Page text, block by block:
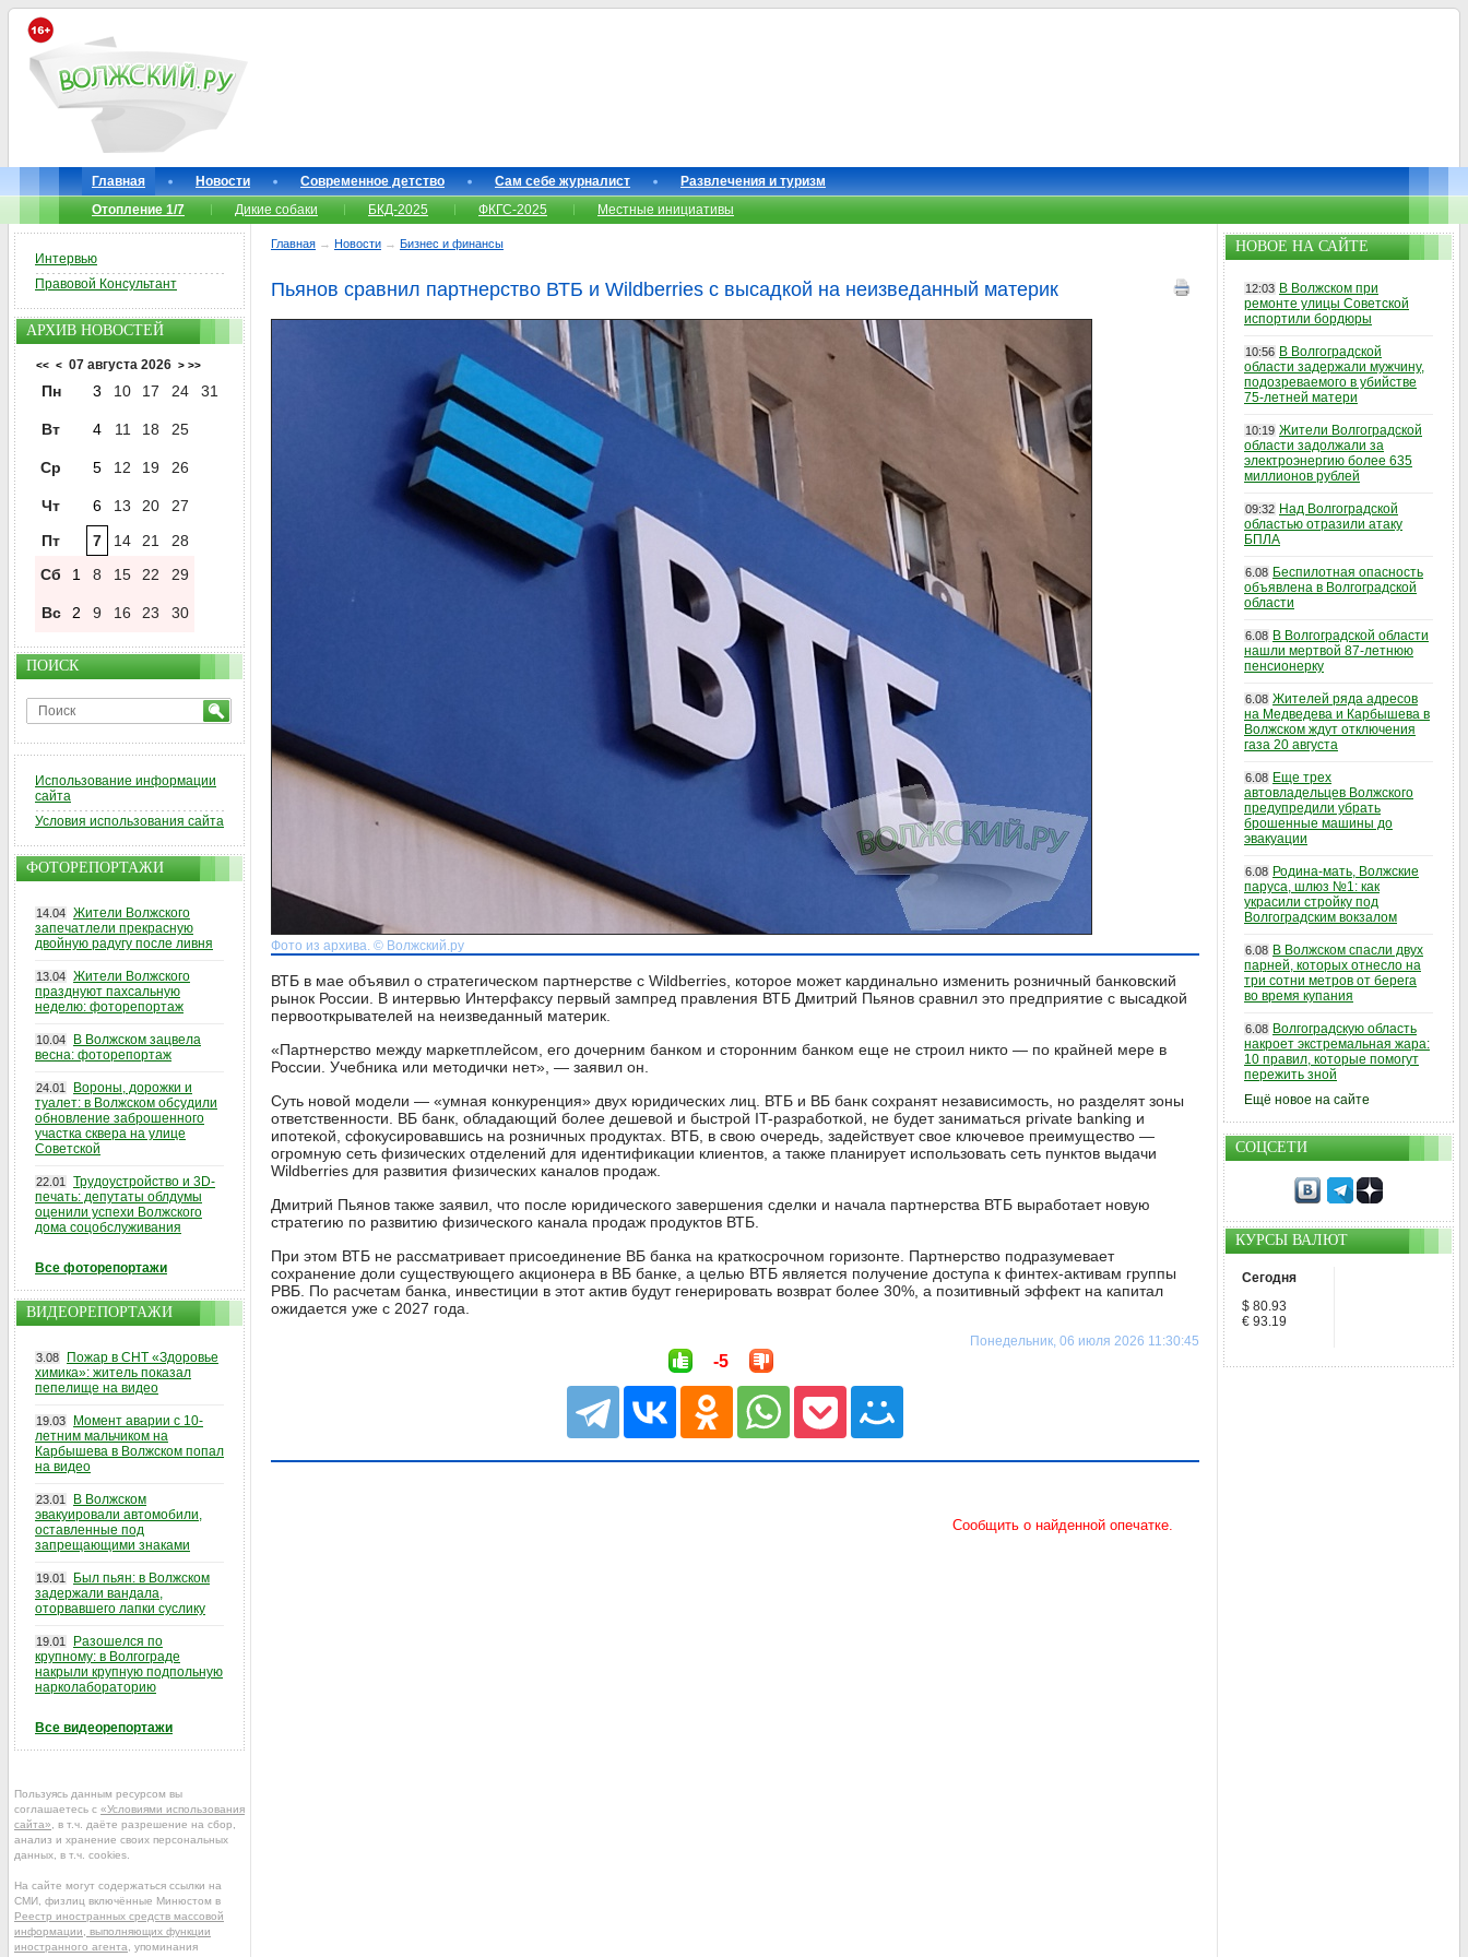
Главная Новости Современное детство Сам себе журналист
Развлечения и туризм
Отопление 1/7
Дикие собаки БКД-2025 ФКГС-2025 Местные инициативы
Главная → Новости → Бизнес и финансы
Пьянов сравнил партнерство ВТБ и Wildberries с высадкой на неизведанный материк
Фото из архива. © Волжский.ру
ВТБ в мае объявил о стратегическом партнерстве с Wildberries, которое может кардинально изменить розничный банковский
рынок России. В интервью Интерфаксу первый зампред правления ВТБ Дмитрий Пьянов сравнил это предприятие с высадкой
первооткрывателей на неизведанный материк.
«Партнерство между маркетплейсом, его дочерним банком и сторонним банком еще не строил никто — по крайней мере в
России. Учебника или методички нет», — заявил он.
Суть новой модели — «умная конкуренция» двух юридических лиц. ВТБ и ВБ банк сохранят независимость, но разделят зоны
ответственности. ВБ банк, обладающий более дешевой и быстрой IT-разработкой, не будет заниматься private banking и
ипотекой, сфокусировавшись на розничных продуктах. ВТБ, в свою очередь, задействует свое ключевое преимущество —
огромную сеть физических отделений для идентификации клиентов, а также планирует использовать сеть пунктов выдачи
Wildberries для развития физических каналов продаж.
Дмитрий Пьянов также заявил, что после юридического завершения сделки и начала партнерства ВТБ выработает новую
стратегию по развитию физического канала продаж продуктов ВТБ.
При этом ВТБ не рассматривает присоединение ВБ банка на краткосрочном горизонте. Партнерство подразумевает
сохранение доли существующего акционера в ВБ банке, а целью ВТБ является получение доступа к финтех-активам группы
РВБ. По расчетам банка, инвестиции в этот актив будут генерировать возврат более 30%, а позитивный эффект на капитал
ожидается уже с 2027 года.
Понедельник, 06 июля 2026 11:30:45
-5
Интервью
Правовой Консультант
АРХИВ НОВОСТЕЙ
<< < 07 августа 2026 > >>
Пн 3 10 17 24 31
Вт 4 11 18 25
Ср 5 12 19 26
Чт 6 13 20
27
Пт
7 14 21
28
Сб
1 8 15 22 29
Вс 2 9 16 23 30
ПОИСК
Использование информации
сайта
Условия использования сайта
ФОТОРЕПОРТАЖИ
14.04 Жители Волжского
запечатлели прекрасную
двойную радугу после ливня
13.04 Жители Волжского
празднуют пахсальную
неделю: фоторепортаж
10.04
В Волжском зацвела
весна: фоторепортаж
24.01
Вороны, дорожки и
туалет: в Волжском обсудили
обновление заброшенного
участка сквера на улице
Советской
22.01
Трудоустройство и 3D-
печать: депутаты облдумы
оценили успехи Волжского
дома соцобслуживания
Все фоторепортажи
ВИДЕОРЕПОРТАЖИ
3.08
Пожар в СНТ «Здоровье
химика»: житель показал
пепелище на видео
19.03
Момент аварии с 10-
летним мальчиком на
Карбышева в Волжском попал
на видео
23.01
В Волжском
эвакуировали автомобили,
оставленные под
запрещающими знаками
19.01
Был пьян: в Волжском
задержали вандала,
оторвавшего лапки суслику
19.01
Разошелся по
крупному: в Волгограде
накрыли крупную подпольную
нарколабораторию
Все видеорепортажи
Пользуясь данным ресурсом вы
соглашаетесь с «Условиями использования
сайта» , в т.ч. даёте разрешение на сбор,
анализ и хранение своих персональных
данных, в т.ч. cookies.
На сайте могут содержаться ссылки на
СМИ, физлиц включённые Минюстом в
Реестр иностранных средств массовой
информации, выполняющих функции
иностранного агента , упоминания
НОВОЕ НА САЙТЕ
12:03 В Волжском при
ремонте улицы Советской
испортили бордюры
10:56 В Волгоградской
области задержали мужчину,
подозреваемого в убийстве
75-летней матери
10:19 Жители Волгоградской
области задолжали за
электроэнергию более 635
миллионов рублей
09:32 Над Волгоградской
областью отразили атаку
БПЛА
6.08 Беспилотная опасность
объявлена в Волгоградской
области
6.08 В Волгоградской области
нашли мертвой 87-летнюю
пенсионерку
6.08 Жителей ряда адресов
на Медведева и Карбышева в
Волжском ждут отключения
газа 20 августа
6.08 Еще трех
автовладельцев Волжского
предупредили убрать
брошенные машины до
эвакуации
6.08 Родина-мать, Волжские
паруса, шлюз №1: как
украсили стройку под
Волгоградским вокзалом
6.08 В Волжском спасли двух
парней, которых отнесло на
три сотни метров от берега
во время купания
6.08 Волгоградскую область
накроет экстремальная жара:
10 правил, которые помогут
пережить зной
Ещё новое на сайте
СОЦСЕТИ
КУРСЫ ВАЛЮТ
Сегодня
$ 80.93
€ 93.19